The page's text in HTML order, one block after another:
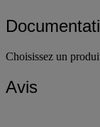
Choisissez un
Avis